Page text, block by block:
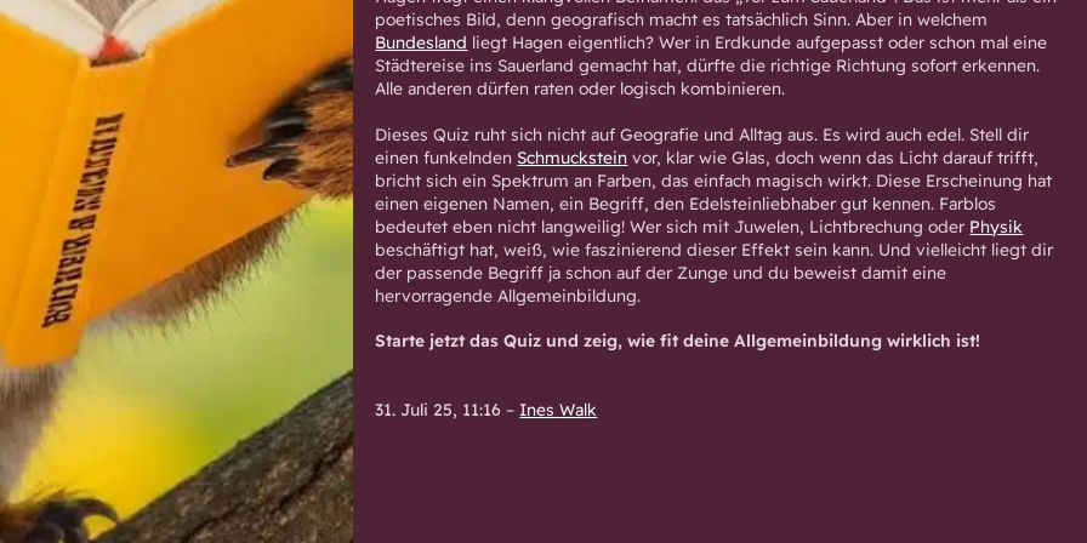
poetisches Bild, denn geografisch macht es tatsächlich Sinn. Aber in welchem
Bundesland liegt Hagen eigentlich? Wer in Erdkunde aufgepasst oder schon mal eine
Städtereise ins Sauerland gemacht hat, dürfte die richtige Richtung sofort erkennen.
Alle anderen dürfen raten oder logisch kombinieren.
Dieses Quiz ruht sich nicht auf Geografie und Alltag aus. Es wird auch edel. Stell dir
einen funkelndenSchmuckstein vor, klar wie Glas, doch wenn das Licht darauf trifft,
bricht sich ein Spektrum an Farben, das einfach magisch wirkt. Diese Erscheinung hat
einen eigenen Namen, ein Begriff, den Edelsteinliebhaber gut kennen. Farblos
bedeutet eben nicht langweilig! Wer sich mit Juwelen, Lichtbrechung oder Physik
beschäftigt hat, weiß, wie faszinierend dieser Effekt sein kann. Und vielleicht liegt dir
der passende Begriff ja schon auf der Zunge und du beweist damit eine
hervorragende Allgemeinbildung.
Starte jetzt das Quiz und zeig, wie fit deine Allgemeinbildung wirklich ist!
31. Juli 25, 11:16 – Ines Walk